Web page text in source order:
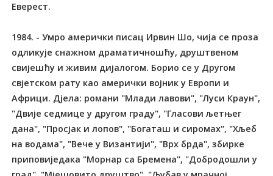
Еверест.
1984. - Умро амерички писац Ирвин Шо, чија се проза
одликује снажном драматичношћу, друштвеном
свијешћу и живим дијалогом. Борио се у Другом
свјетском рату као амерички војник у Европи и
Африци. Дјела: романи "Млади лавови", "Луси Краун",
"Двије седмице у другом граду", "Гласови љетњег
дана", "Просјак и лопов", "Богаташ и сиромах", "Хљеб
на водама", "Вече у Византији", "Врх брда", збирке
приповиједака "Морнар са Бремена", "Добродошли у